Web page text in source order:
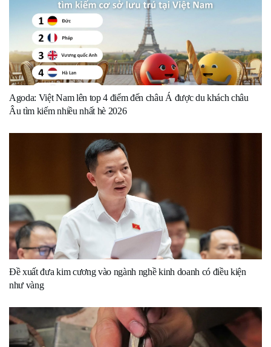
Agoda: Việt Nam lên top 4 điểm đến châu Á được du khách châu
Âu tìm kiếm nhiều nhất hè 2026
Đề xuất đưa kim cương vào ngành nghề kinh doanh có điều kiện
như vàng